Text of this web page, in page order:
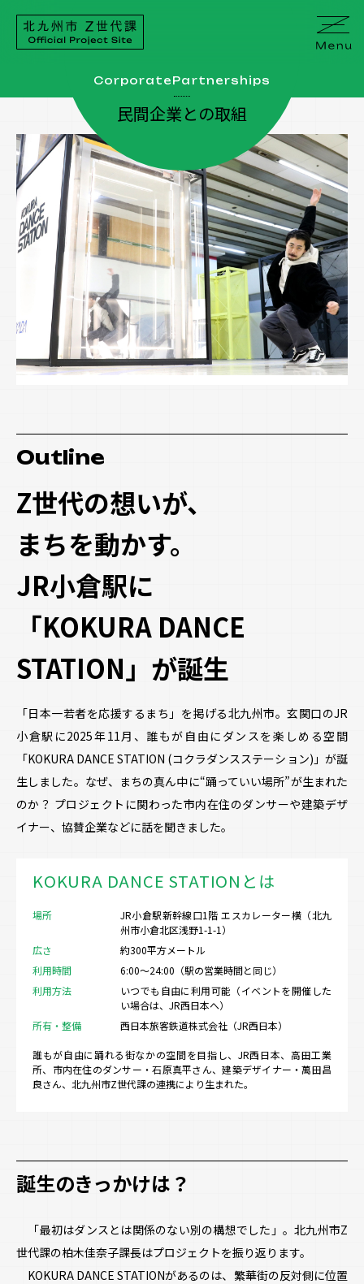
Z世代課について
Z世代とは
お問い合わせ
Contents
Z世代はみ出せコンテスト
温Z知新
Z世代課パートナーズ
民間企業との取組
区役所創造プロジェクト
次世代創造プログラム 2024年度事業
次世代創造プログラム2025年度事業
CorporatePartnerships
民間企業との取組
Outline
Z世代の想いが、
まちを動かす。
JR小倉駅に
「KOKURA DANCE
STATION」が誕生
「日本一若者を応援するまち」を掲げる北九州市。玄関口のJR
小倉駅に2025年11月、誰もが自由にダンスを楽しめる空間
「KOKURA DANCE STATION (コクラダンスステーション)」が誕
生しました。なぜ、まちの真ん中に“踊っていい場所”が生まれた
のか？ プロジェクトに関わった市内在住のダンサーや建築デザ
イナー、協賛企業などに話を聞きました。
KOKURA DANCE STATIONとは
場所
JR小倉駅新幹線口1階 エスカレーター横（北九
州市小倉北区浅野1-1-1）
広さ
約300平方メートル
利用時間
6:00〜24:00（駅の営業時間と同じ）
利用方法
いつでも自由に利用可能（イベントを開催した
い場合は、JR西日本へ）
所有・整備
西日本旅客鉄道株式会社（JR西日本）
誰もが自由に踊れる街なかの空間を目指し、JR西日本、高田工業
所、市内在住のダンサー・石原真平さん、建築デザイナー・萬田昌
良さん、北九州市Z世代課の連携により生まれた。
誕生のきっかけは？
「最初はダンスとは関係のない別の構想でした」。北九州市Z
世代課の柏木佳奈子課長はプロジェクトを振り返ります。
KOKURA DANCE STATIONがあるのは、繁華街の反対側に位置